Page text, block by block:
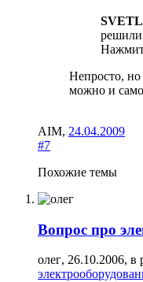
решили
Непросто,
можно и
AIM, 24.04.2009
#7
Похожие темы
Вопрос про
олег, 26.10.2006, в